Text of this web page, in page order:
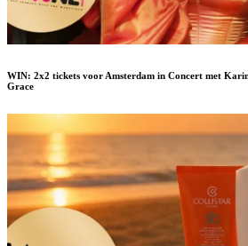
WIN: 2x2 tickets voor Amsterdam in Concert met
Grace